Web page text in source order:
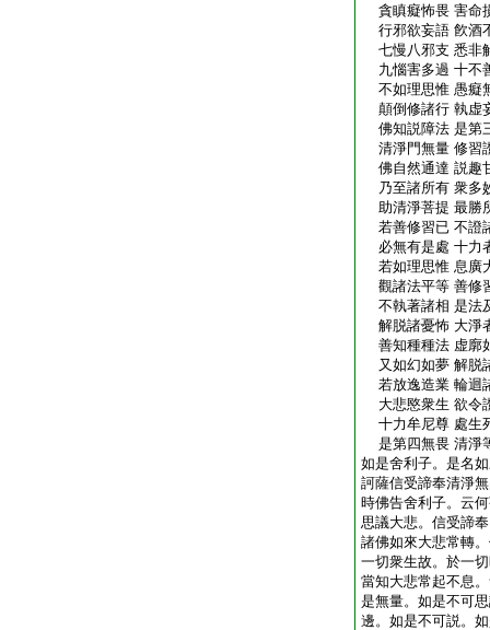
貪瞋癡怖畏 害命
行邪欲妄語 飮酒
七慢八邪支 悉非
九惱害多過 十不
不如理思惟 愚癡
顛倒修諸行 執虚
佛知説障法 是第
清淨門無量 修習
佛自然通達 説趣
乃至諸所有 衆多
助清淨菩提 最勝
若善修習已 不證
必無有是處 十力
若如理思惟 息廣
觀諸法平等 善修
不執著諸相 是法
解脱諸憂怖 大淨
善知種種法 虚廓
又如幻如夢 解脱
若放逸造業 輪迴
大悲愍衆生 欲令
十力牟尼尊 處生
是第四無畏 清淨
如是舍利子。是名
訶薩信受諦奉清淨
時佛告舍利子。云
思議大悲。信受諦
諸佛如來大悲常轉
一切衆生故。於一
當知大悲常起不息
是無量。如是不可
邊。如是不可説。